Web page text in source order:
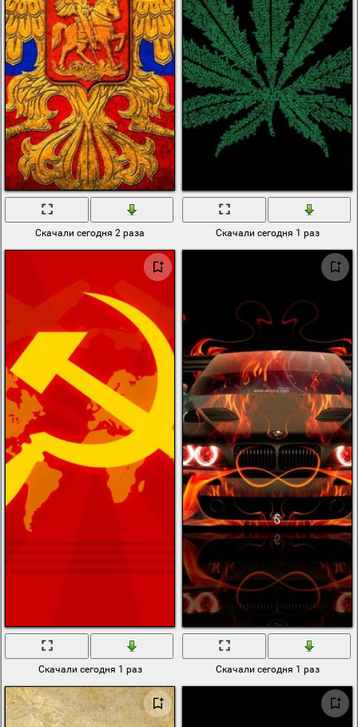
Скачали сегодня 2 раза Скачали сегодня 1 раз
Скачали сегодня 1 раз Скачали сегодня 1 раз